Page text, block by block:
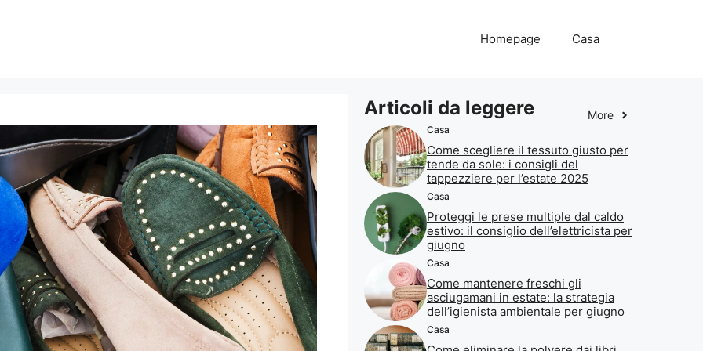
Homepage Casa
Articoli da leggere More
Casa
Come scegliere il tessuto giusto per
tende da sole: i consigli del
tappezziere per l’estate 2025
Casa
Proteggi le prese multiple dal caldo
estivo: il consiglio dell’elettricista per
giugno
Casa
Come mantenere freschi gli
asciugamani in estate: la strategia
dell’igienista ambientale per giugno
Casa